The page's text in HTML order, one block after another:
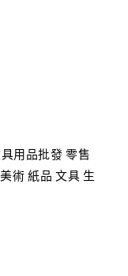
用品批發 零售
術 紙品 文具 生